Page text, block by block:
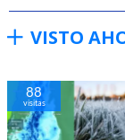
VISTO
88
visitas